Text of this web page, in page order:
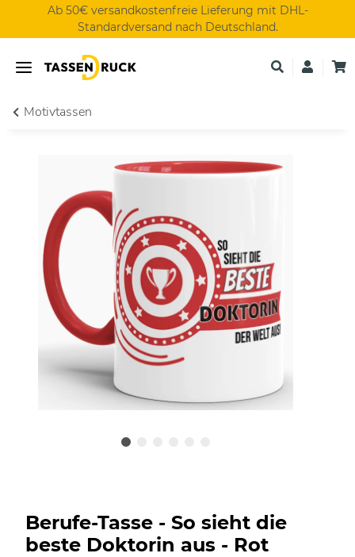
Ab 50€ versandkostenfreie Lieferung mit DHL-
Standardversand nach Deutschland.
Motivtassen
Berufe-Tasse - So sieht die
beste Doktorin aus - Rot